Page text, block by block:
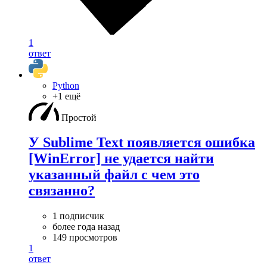
1
ответ
Python
+1 ещё
Простой
У Sublime Text появляется ошибка
[WinError] не удается найти
указанный файл с чем это
связанно?
1 подписчик
более года назад
149 просмотров
1
ответ